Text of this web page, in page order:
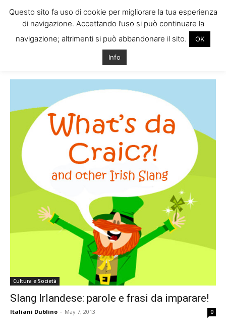
Tag: lingua irlandese
Cultura e Società
Slang Irlandese: parole e frasi da imparare!
Italiani Dublino - May 7, 2013 0
Questo sito fa uso di cookie per migliorare la tua esperienza
di navigazione. Accettando l’uso si può continuare la
navigazione; altrimenti si può abbandonare il sito.
OK
Info